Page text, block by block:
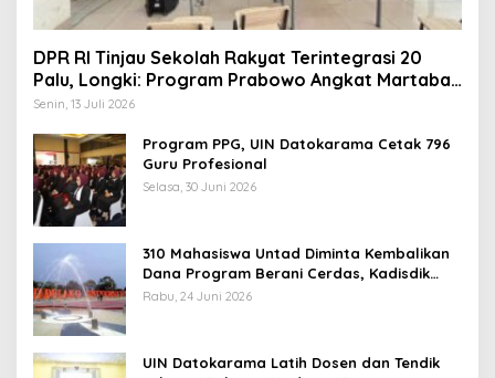
DPR RI Tinjau Sekolah Rakyat Terintegrasi 20
Palu, Longki: Program Prabowo Angkat Martabat
Anak Miskin
Senin, 13 Juli 2026
Program PPG, UIN Datokarama Cetak 796
Guru Profesional
Selasa, 30 Juni 2026
310 Mahasiswa Untad Diminta Kembalikan
Dana Program Berani Cerdas, Kadisdik
Sulteng: Tidak Boleh Terima Beasiswa
Rabu, 24 Juni 2026
UIN Datokarama Latih Dosen dan Tendik